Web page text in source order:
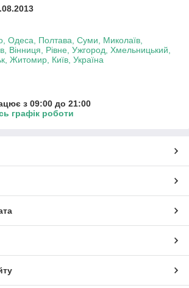
Одеса, Полтава, Суми, Миколаїв,
Вінниця, Рівне, Ужгород, Хмельницький,
Житомир, Київ, Україна
з 09:00 до 21:00
графік роботи